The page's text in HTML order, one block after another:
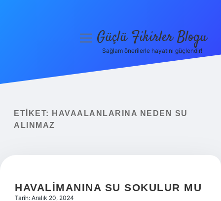
Yasal Uyarı
menüyüGüçlü Fikirler Blogu
Sağlam önerilerle hayatını güçlendir!
ETIKET:
HAVAALANLARINA NEDEN SU
ALINMAZ
HAVALIMANINA SU SOKULUR MU
Tarih: Aralık 20, 2024